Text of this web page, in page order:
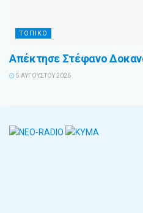
ΤΟΠΙΚΌ
Απέκτησε Στέφανο
5 ΑΥΓΟΎΣΤΟΥ 2026